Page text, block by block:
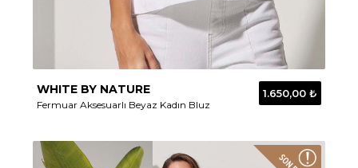
WHITE BY NATURE
Fermuar Aksesuarlı Beyaz Kadın Bluz
1.650,00 ₺